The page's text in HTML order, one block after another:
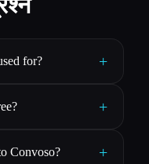
for? +
+
Convoso? +